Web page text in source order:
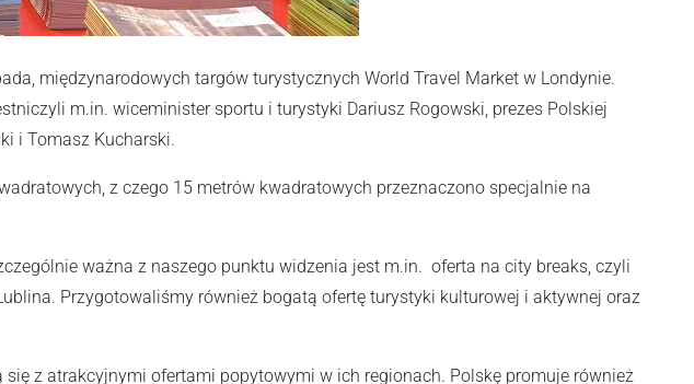
międzynarodowych targów turystycznych World Travel Market w Londynie.
m.in. wiceminister sportu i turystyki Dariusz Rogowski, prezes Polskiej
i Tomasz Kucharski.
z czego 15 metrów kwadratowych przeznaczono specjalnie na
ważna z naszego punktu widzenia jest m.in. oferta na city breaks, czyli
Przygotowaliśmy również bogatą ofertę turystyki kulturowej i aktywnej oraz
z atrakcyjnymi ofertami popytowymi w ich regionach. Polskę promuje również